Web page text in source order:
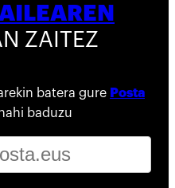
ZAITEZ
batera gure Posta
baduzu